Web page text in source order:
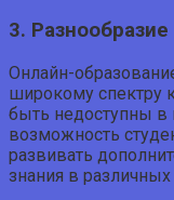
3.
Онлайн-
широкому спектру
быть недоступны в
возможность
развивать
знания в различных